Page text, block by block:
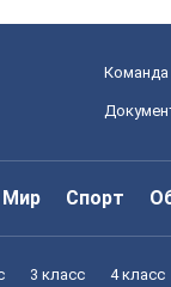
Команда
Мир Спорт
3 класс 4 класс